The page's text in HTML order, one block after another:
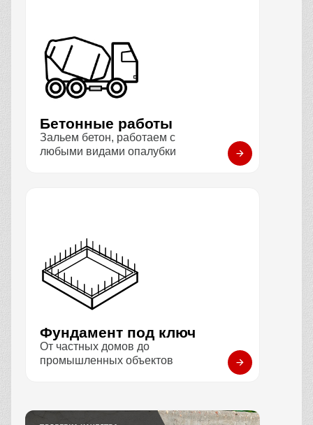
Бетонные работы
Зальем бетон, работаем с
любыми видами опалубки
Фундамент под ключ
От частных домов до
промышленных объектов